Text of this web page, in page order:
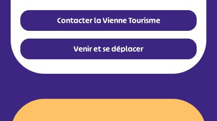
Contacter la Vienne Tourisme
Venir et se déplacer